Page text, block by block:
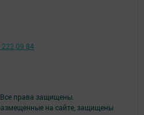
права защищены.
на сайте, защищены
222 09 84